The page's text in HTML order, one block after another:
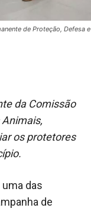
de Proteção, Defesa e
da Comissão
os protetores
das
de